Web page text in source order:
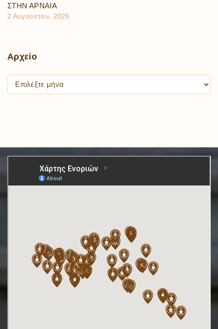
ΣΤΗΝ ΑΡΝΑΙΑ
2 Αυγούστου, 2026
Αρχείο